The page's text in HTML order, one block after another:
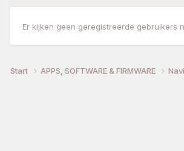
Er kijken geen geregistreerde gebruikers
Start APPS, SOFTWARE & FIRMWARE